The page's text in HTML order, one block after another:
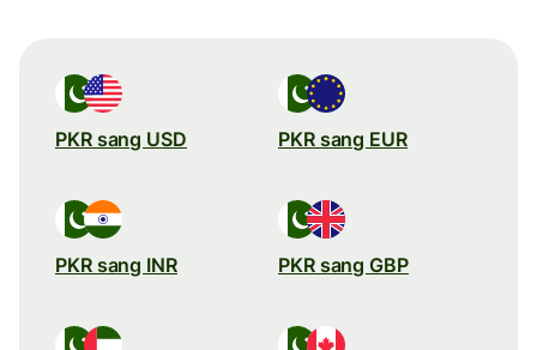
PKR sang USD PKR sang EUR
PKR sang INR PKR sang GBP